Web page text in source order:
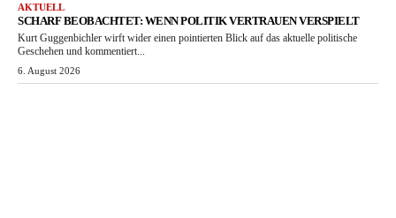
AKTUELL
SCHARF BEOBACHTET: WENN POLITIK VERTRAUEN VERSPIELT
Kurt Guggenbichler wirft wider einen pointierten Blick auf das aktuelle politische
Geschehen und kommentiert...
6. August 2026